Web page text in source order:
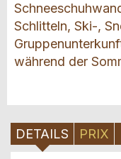
Schlitteln, Ski-,
während der
DETAILS PRIX